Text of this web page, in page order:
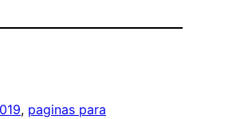
, paginas para